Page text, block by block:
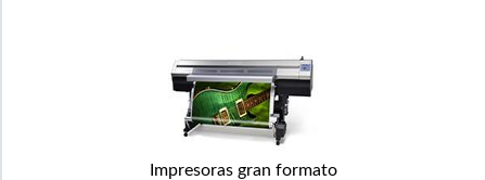
Impresoras gran formato